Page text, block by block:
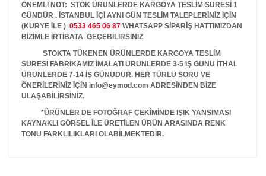
ÖNEMLİ NOT: STOK ÜRÜNLERDE KARGOYA TESLİM SÜRESİ 1
GÜNDÜR . İSTANBUL İÇİ AYNI GÜN TESLİM TALEPLERİNİZ İÇİN
(KURYE İLE ) 0533 465 06 87 WHATSAPP SİPARİŞ HATTIMIZDAN
BİZİMLE İRTİBATA GEÇEBİLİRSİNİZ
STOKTA TÜKENEN ÜRÜNLERDE KARGOYA TESLİM
SÜRESİ FABRİKAMIZ İMALATI ÜRÜNLERDE 3-5 İŞ GÜNÜ İTHAL
ÜRÜNLERDE 7-14 İŞ GÜNÜDÜR. HER TÜRLÜ SORU VE
ÖNERİLERİNİZ İÇİN info@eymod.com ADRESİNDEN BİZE
ULAŞABİLİRSİNİZ.
*ÜRÜNLER DE FOTOĞRAF ÇEKİMİNDE IŞIK YANSIMASI
KAYNAKLI GÖRSEL İLE ÜRETİLEN ÜRÜN ARASINDA RENK
TONU FARKLILIKLARI OLABİLMEKTEDİR.